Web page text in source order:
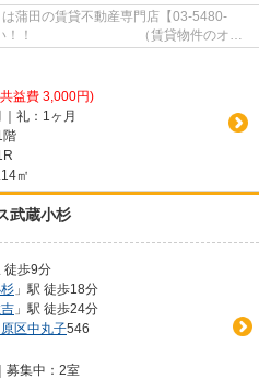
蒲田の賃貸不動産専門店【03-5480-
下さい！！ （賃貸物件のオス
益費 3,000円)
礼：1ヶ月
階
㎡
武蔵小杉
徒歩9分
」駅 徒歩18分
」駅 徒歩24分
区中丸子546
集中： 2室